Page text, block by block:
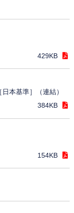
429KB
本基準］（連結）
384KB
154KB